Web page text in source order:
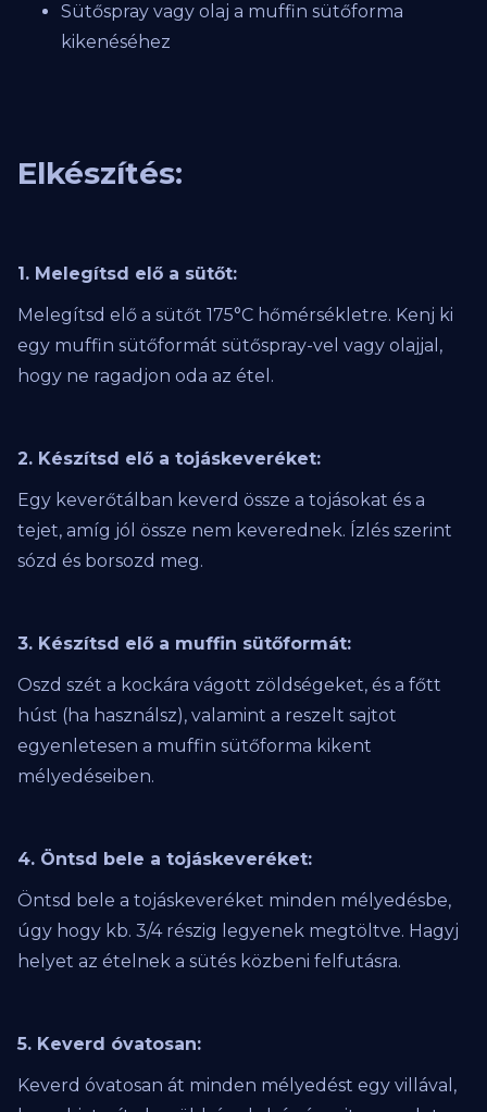
Sütőspray vagy olaj a muffin sütőforma
kikenéséhez
Elkészítés:
1. Melegítsd elő a sütőt:
Melegítsd elő a sütőt 175°C hőmérsékletre. Kenj ki
egy muffin sütőformát sütőspray-vel vagy olajjal,
hogy ne ragadjon oda az étel.
2. Készítsd elő a tojáskeveréket:
Egy keverőtálban keverd össze a tojásokat és a
tejet, amíg jól össze nem keverednek. Ízlés szerint
sózd és borsozd meg.
3. Készítsd elő a muffin sütőformát:
Oszd szét a kockára vágott zöldségeket, és a főtt
húst (ha használsz), valamint a reszelt sajtot
egyenletesen a muffin sütőforma kikent
mélyedéseiben.
4. Öntsd bele a tojáskeveréket:
Öntsd bele a tojáskeveréket minden mélyedésbe,
úgy hogy kb. 3/4 részig legyenek megtöltve. Hagyj
helyet az ételnek a sütés közbeni felfutásra.
5. Keverd óvatosan:
Keverd óvatosan át minden mélyedést egy villával,